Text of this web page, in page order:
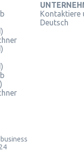
Kontaktiere
Deutsch